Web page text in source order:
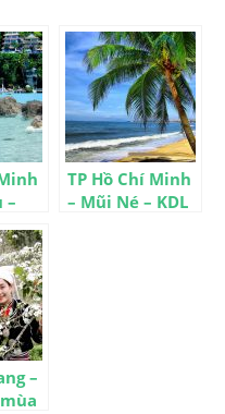
–
TP Hồ Chí Minh
– Mũi Né – KDL
–